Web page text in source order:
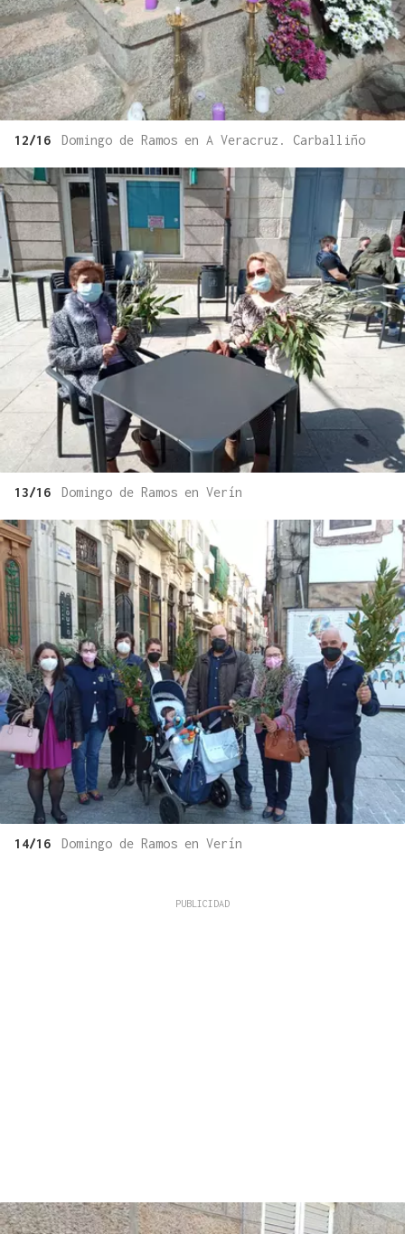
12/16 Domingo de Ramos en A Veracruz. Carballiño
13/16 Domingo de Ramos en Verín
14/16 Domingo de Ramos en Verín